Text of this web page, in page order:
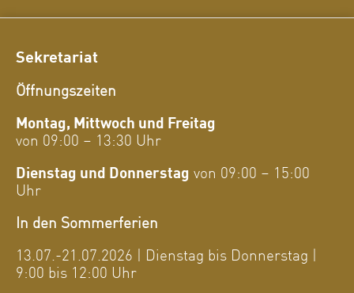
Sekretariat
Öffnungszeiten
Montag, Mittwoch und Freitag
von 09:00 – 13:30 Uhr
Dienstag und Donnerstag von 09:00 – 15:00
Uhr
In den Sommerferien
13.07.-21.07.2026 | Dienstag bis Donnerstag |
9:00 bis 12:00 Uhr